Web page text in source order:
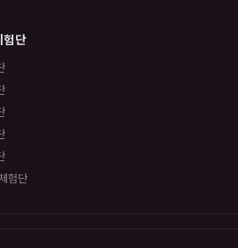
험단
험단